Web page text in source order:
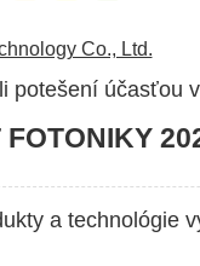
Co., Ltd.
potešení účasťou
FOTONIKY
a technológie